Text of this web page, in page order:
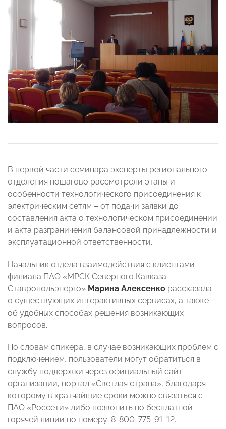
В первой части семинара эксперты регионального
отделения пошагово рассмотрели этапы и
особенности технологического присоединения к
электрическим сетям – от подачи заявки до
составления акта о технологическом присоединении
и акта разграничения балансовой принадлежности и
эксплуатационной ответственности.
Начальник отдела взаимодействия с клиентами
филиала ПАО «МРСК Северного Кавказа-
Ставропольэнерго» Марина Алексенко рассказала
о существующих интерактивных сервисах, а также
об удобных способах решения возникающих
вопросов.
По словам спикера, в случае возникающих проблем с
подключением, пользователи могут обратиться в
службу поддержки через официальный сайт
организации, портал «Светлая страна», благодаря
которому в кратчайшие сроки можно связаться с
ПАО «Россети» либо позвонить по бесплатной
горячей линии по номеру: 8-800-775-91-12.